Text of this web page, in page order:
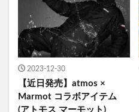
2023-12-30
【近日発売】atmos ×
Marmot コラボアイテム
(アトモス マーモット)